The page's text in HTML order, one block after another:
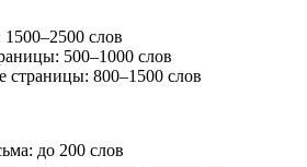
1500–2500 слов
500–1000 слов
800–1500 слов
до 200 слов